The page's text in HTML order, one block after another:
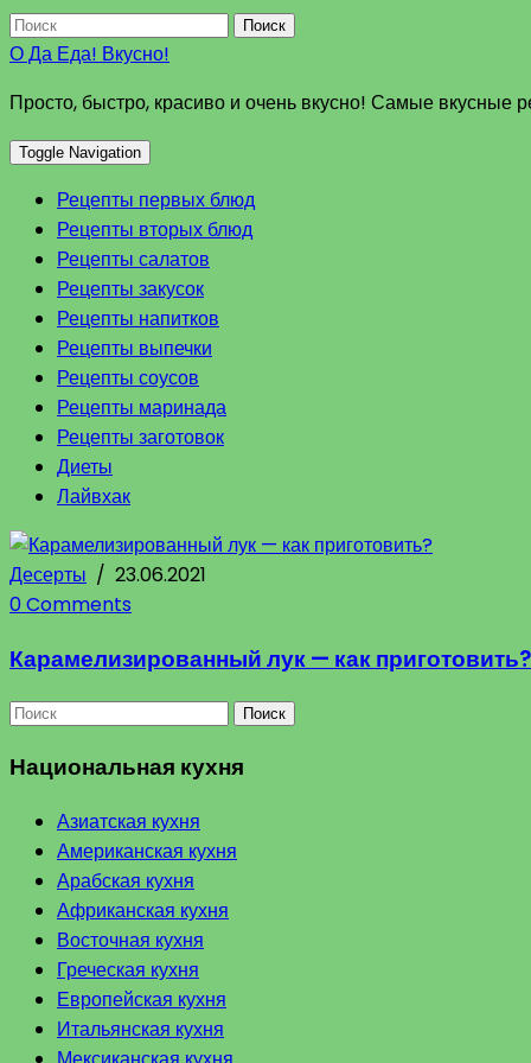
Поиск
О Да Еда! Вкусно!
Просто, быстро, красиво и очень вкусно! Самые вкусные
Toggle Navigation
Рецепты первых блюд
Рецепты вторых блюд
Рецепты салатов
Рецепты закусок
Рецепты напитков
Рецепты выпечки
Рецепты соусов
Рецепты маринада
Рецепты заготовок
Диеты
Лайвхак
Десерты / 23.06.2021
0 Comments
Карамелизированный лук — как приготовить?
Поиск
Национальная кухня
Азиатская кухня
Американская кухня
Арабская кухня
Африканская кухня
Восточная кухня
Греческая кухня
Европейская кухня
Итальянская кухня